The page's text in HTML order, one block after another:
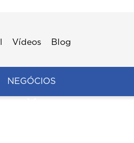
Vídeos Blog
NEGÓCIOS